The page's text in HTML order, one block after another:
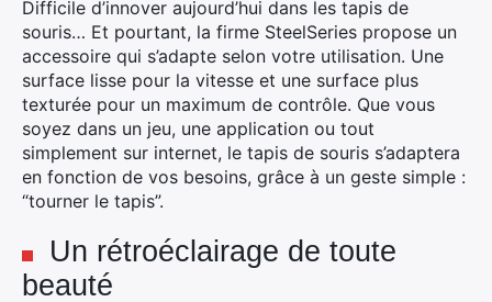
Difficile d’innover aujourd’hui dans les tapis de
souris… Et pourtant, la firme SteelSeries propose un
accessoire qui s’adapte selon votre utilisation. Une
surface lisse pour la vitesse et une surface plus
texturée pour un maximum de contrôle. Que vous
soyez dans un jeu, une application ou tout
simplement sur internet, le tapis de souris s’adaptera
en fonction de vos besoins, grâce à un geste simple :
“tourner le tapis”.
Un rétroéclairage de toute
beauté